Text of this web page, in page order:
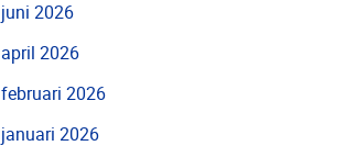
juni 2026
april 2026
februari 2026
januari 2026